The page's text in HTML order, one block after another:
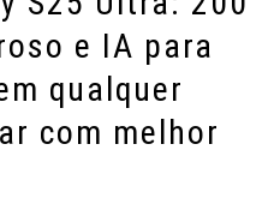
e IA para
qualquer
com melhor